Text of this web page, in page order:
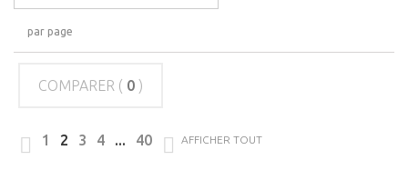
par page
COMPARER ( 0 )
AFFICHER TOUT
1 2 3 4 ... 40